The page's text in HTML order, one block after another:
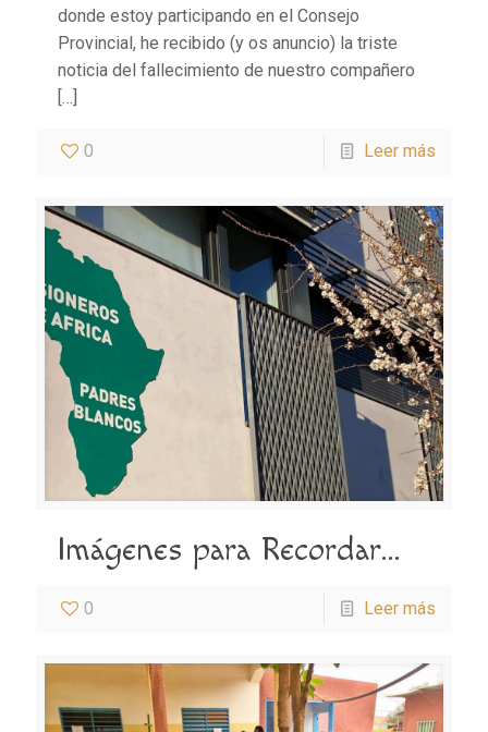
donde estoy participando en el Consejo
Provincial, he recibido (y os anuncio) la triste
noticia del fallecimiento de nuestro compañero
[…]
0 Leer más
Imágenes para Recordar…
0 Leer más